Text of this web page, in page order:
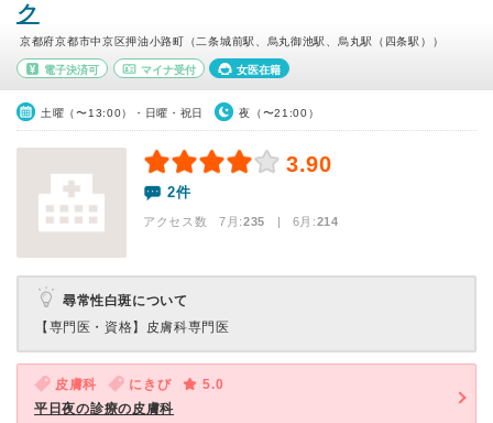
ク
京都府京都市中京区押油小路町（二条城前駅、烏丸御池駅、烏丸駅（四条駅））
電子決済可 マイナ受付 女医在籍
土曜（〜13:00）・日曜・祝日 夜（〜21:00）
3.90
2件
アクセス数 7月:235 | 6月:214
尋常性白斑について
【専門医・資格】 皮膚科専門医
皮膚科 にきび
5.0
平日夜の診療の皮膚科